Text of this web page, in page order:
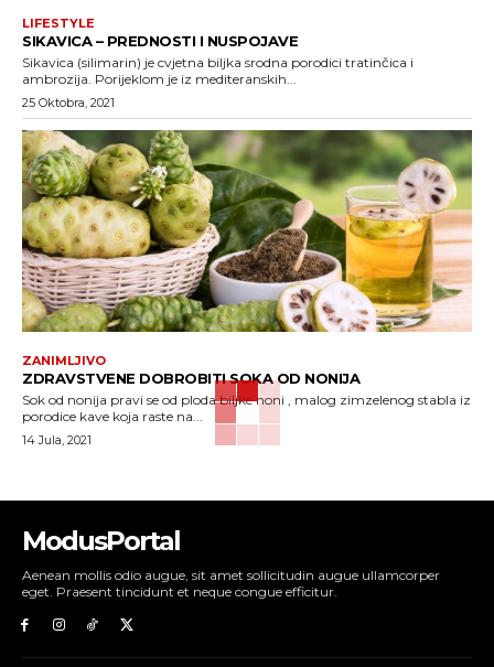
LIFESTYLE
SIKAVICA – PREDNOSTI I NUSPOJAVE
Sikavica (silimarin) je cvjetna biljka srodna porodici tratinčica i
ambrozija. Porijeklom je iz mediteranskih...
25 Oktobra, 2021
ZANIMLJIVO
ZDRAVSTVENE DOBROBITI SOKA OD NONIJA
Sok od nonija pravi se od ploda biljke noni , malog zimzelenog stabla iz
porodice kave koja raste na...
14 Jula, 2021
ModusPortal
Aenean mollis odio augue, sit amet sollicitudin augue ullamcorper
eget. Praesent tincidunt et neque congue efficitur.